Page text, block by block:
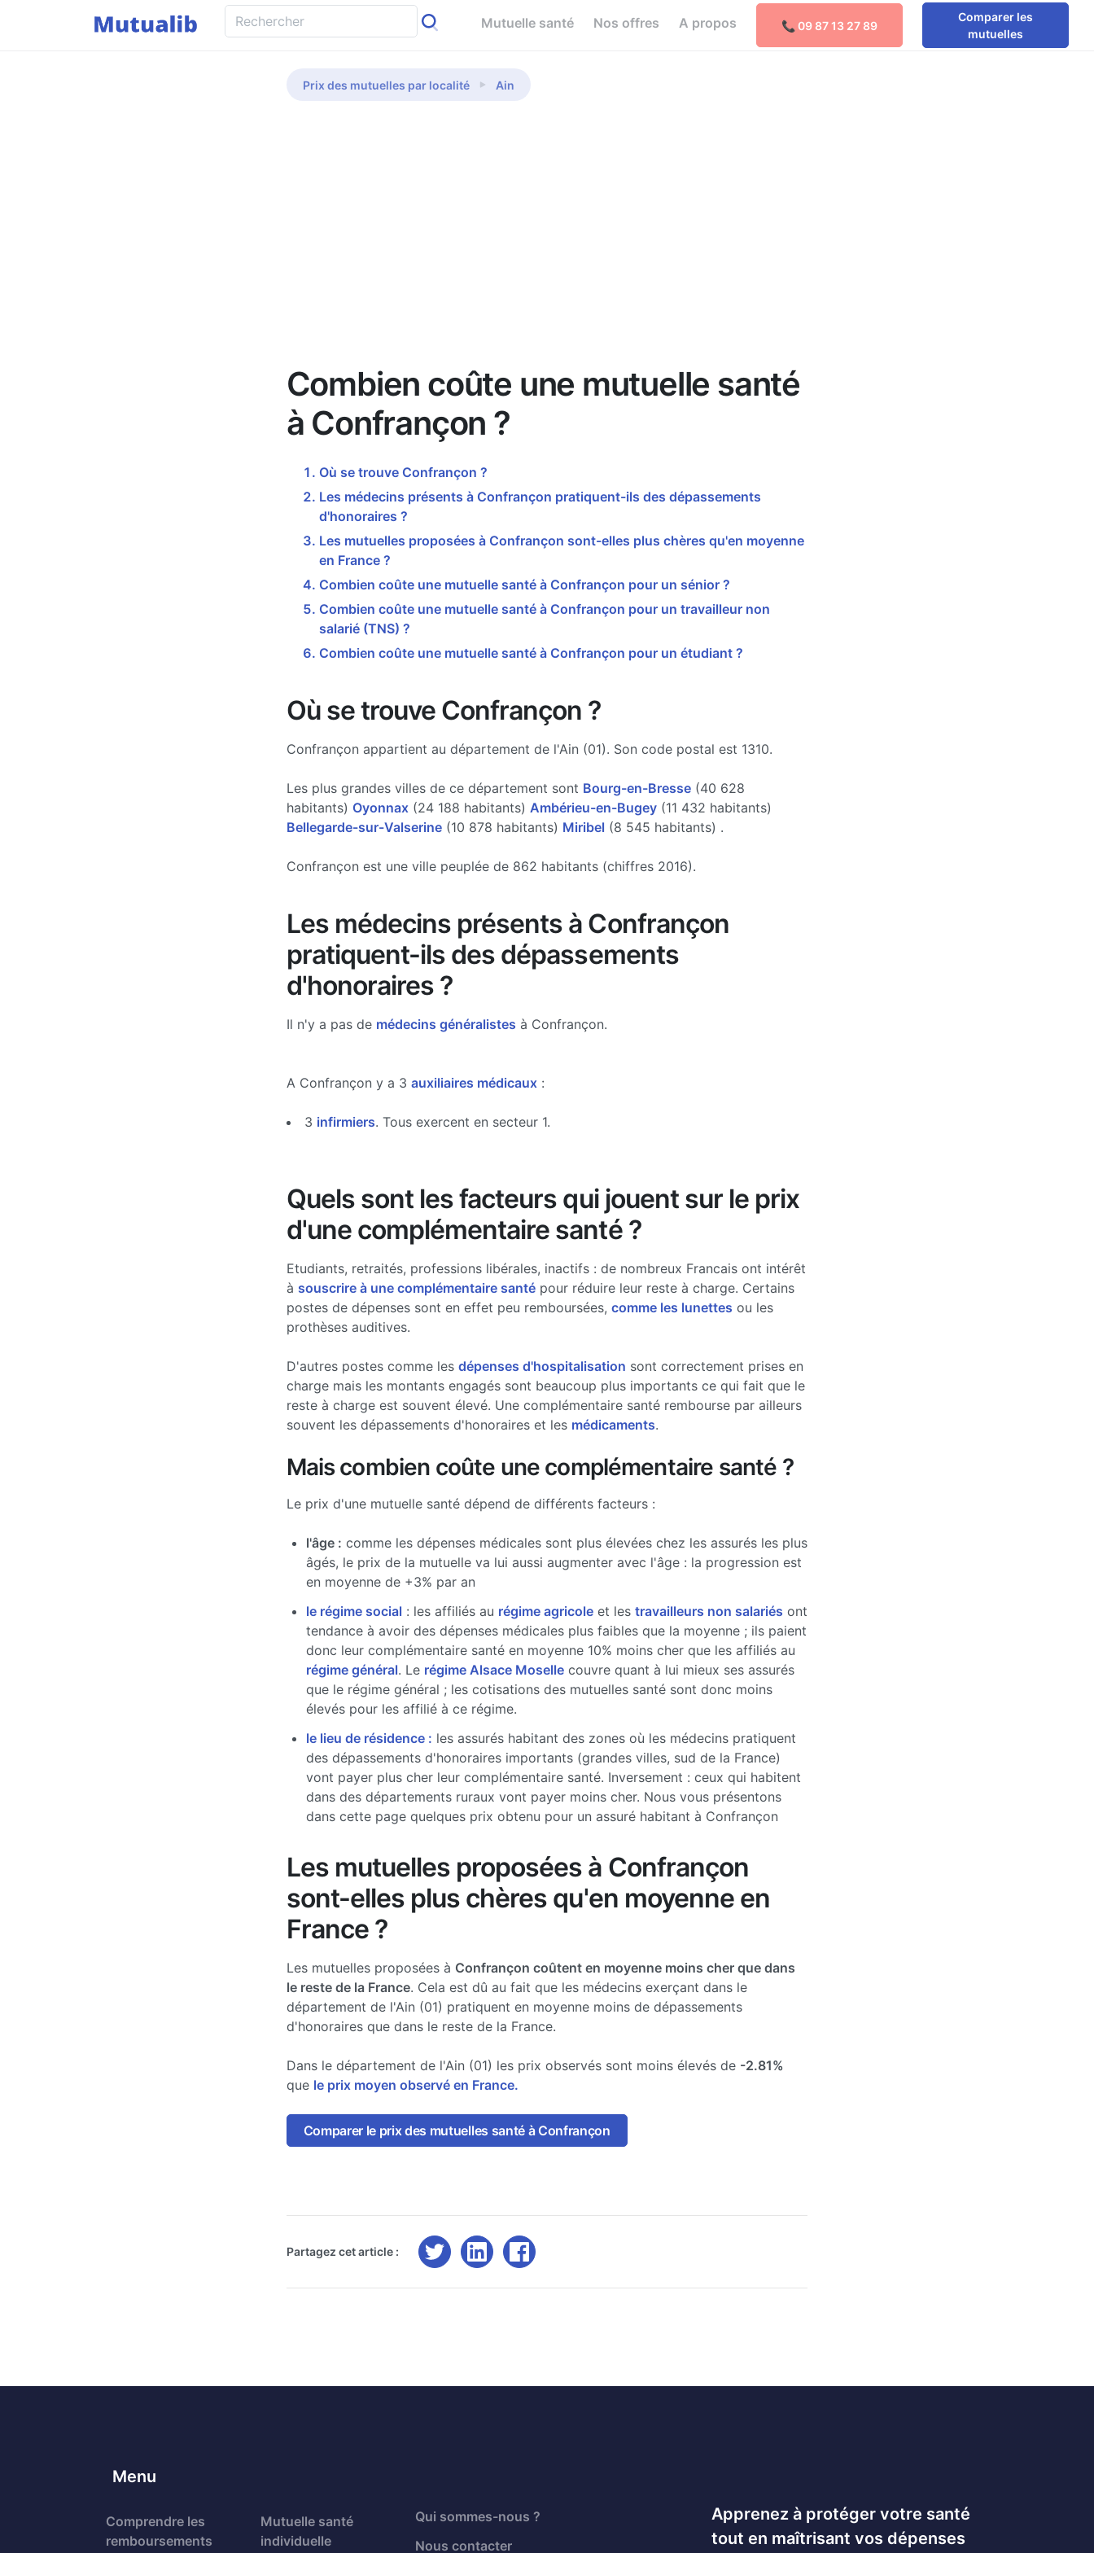
Mutuelle santé Nos offres A propos 📞 09 87 13 27 89
Comparer les
mutuelles
Comparer les mutuelles
Prix des mutuelles par localité Ain
Combien coûte une mutuelle santé
à Confrançon ?
Où se trouve Confrançon ?
Les médecins présents à Confrançon pratiquent-ils des dépassements
d'honoraires ?
Les mutuelles proposées à Confrançon sont-elles plus chères qu'en moyenne
en France ?
Combien coûte une mutuelle santé à Confrançon pour un sénior ?
Combien coûte une mutuelle santé à Confrançon pour un travailleur non
salarié (TNS) ?
Combien coûte une mutuelle santé à Confrançon pour un étudiant ?
Où se trouve Confrançon ?
Confrançon appartient au département de l'Ain (01). Son code postal est 1310.
Les plus grandes villes de ce département sont Bourg-en-Bresse(40 628
habitants) Oyonnax(24 188 habitants) Ambérieu-en-Bugey(11 432 habitants)
Bellegarde-sur-Valserine(10 878 habitants) Miribel (8 545 habitants) .
Confrançon est une ville peuplée de 862 habitants (chiffres 2016).
Les médecins présents à Confrançon
pratiquent-ils des dépassements
d'honoraires ?
Il n'y a pas de médecins généralistes à Confrançon.
A Confrançon y a 3 auxiliaires médicaux:
3 infirmiers. Tous exercent en secteur 1.
Quels sont les facteurs qui jouent sur le prix
d'une complémentaire santé ?
Etudiants, retraités, professions libérales, inactifs : de nombreux Francais ont intérêt
à souscrire à une complémentaire santépour réduire leur reste à charge. Certains
postes de dépenses sont en effet peu remboursées, comme les lunettes ou les
prothèses auditives.
D'autres postes comme les dépenses d'hospitalisation sont correctement prises en
charge mais les montants engagés sont beaucoup plus importants ce qui fait que le
reste à charge est souvent élevé. Une complémentaire santé rembourse par ailleurs
souvent les dépassements d'honoraires et les médicaments.
Mais combien coûte une complémentaire santé ?
Le prix d'une mutuelle santé dépend de différents facteurs :
l'âge : comme les dépenses médicales sont plus élevées chez les assurés les plus
âgés, le prix de la mutuelle va lui aussi augmenter avec l'âge : la progression est
en moyenne de +3% par an
le régime social : les affiliés au régime agricoleet les travailleurs non salariés ont
tendance à avoir des dépenses médicales plus faibles que la moyenne ; ils paient
donc leur complémentaire santé en moyenne 10% moins cher que les affiliés au
régime général. Le régime Alsace Mosellecouvre quant à lui mieux ses assurés
que le régime général ; les cotisations des mutuelles santé sont donc moins
élevés pour les affilié à ce régime.
le lieu de résidence : les assurés habitant des zones où les médecins pratiquent
des dépassements d'honoraires importants (grandes villes, sud de la France)
vont payer plus cher leur complémentaire santé. Inversement : ceux qui habitent
dans des départements ruraux vont payer moins cher. Nous vous présentons
dans cette page quelques prix obtenu pour un assuré habitant à Confrançon
Les mutuelles proposées à Confrançon
sont-elles plus chères qu'en moyenne en
France ?
Les mutuelles proposées à Confrançon coûtent en moyenne moins cher que dans
le reste de la France. Cela est dû au fait que les médecins exerçant dans le
département de l'Ain (01) pratiquent en moyenne moins de dépassements
d'honoraires que dans le reste de la France.
Dans le département de l'Ain (01) les prix observés sont moins élevés de -2.81%
que le prix moyen observé en France.
Comparer le prix des mutuelles santé à Confrançon
Partagez cet article :
Menu
Comprendre les
remboursements
Mutuelle santé
individuelle
Qui sommes-nous ?
Nous contacter
Apprenez à protéger votre santé
tout en maîtrisant vos dépenses